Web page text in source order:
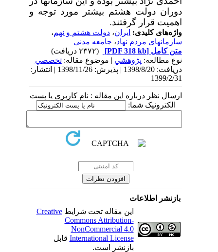
دوران دولت هشتم بیشتر مورد توجه و
اهمیت قرار گرفتند.
واژه‌های کلیدی:ایران ،دولت هشتم و نهم،
سازمانهای مردم نهاد،جامعه مدنی
متن کامل[PDF 318 kb]
نوع مطالعه:پژوهشي| موضوع مقاله:تخصصي
دریافت: 1398/8/20 | پذیرش: 1398/11/26 | انتشار:
1399/2/31
ارسال نظر درباره این مقاله : نام کاربری یا پست
الکترونیک شما:
بازنشر اطلاعات
این مقاله تحت شرایطCreative
Commons Attribution-
NonCommercial 4.0
International Licenseقابل
بازنشر است.